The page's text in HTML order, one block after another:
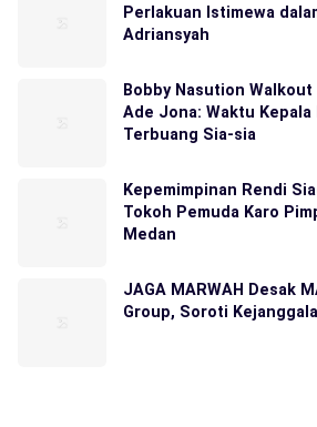
Perlakuan Istimewa
Adriansyah
Bobby Nasution Walkout
Ade Jona: Waktu Kepala
Terbuang Sia-sia
Kepemimpinan Rendi
Tokoh Pemuda Karo
Medan
JAGA MARWAH Desak
Group, Soroti